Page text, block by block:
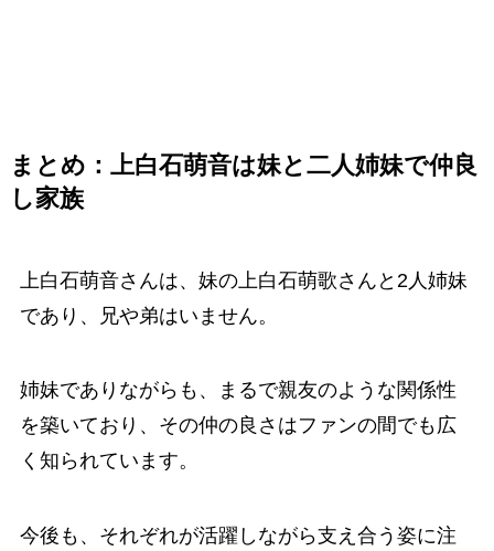
まとめ：上白石萌音は妹と二人姉妹で仲良
し家族
上白石萌音さんは、妹の上白石萌歌さんと2人姉妹
であり、兄や弟はいません。
姉妹でありながらも、まるで親友のような関係性
を築いており、その仲の良さはファンの間でも広
く知られています。
今後も、それぞれが活躍しながら支え合う姿に注